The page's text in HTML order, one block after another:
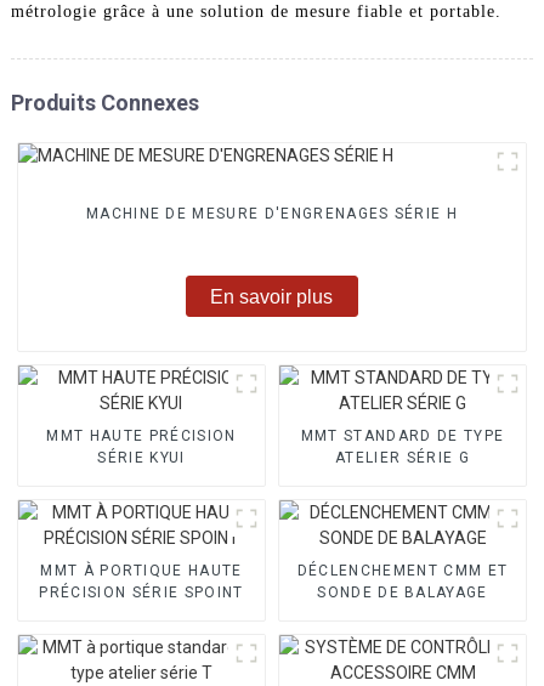
métrologie grâce à une solution de mesure fiable et portable.
Produits Connexes
MACHINE DE MESURE D'ENGRENAGES SÉRIE H
En savoir plus
MMT HAUTE PRÉCISION
SÉRIE KYUI
MMT STANDARD DE TYPE
ATELIER SÉRIE G
MMT À PORTIQUE HAUTE
PRÉCISION SÉRIE SPOINT
DÉCLENCHEMENT CMM ET
SONDE DE BALAYAGE